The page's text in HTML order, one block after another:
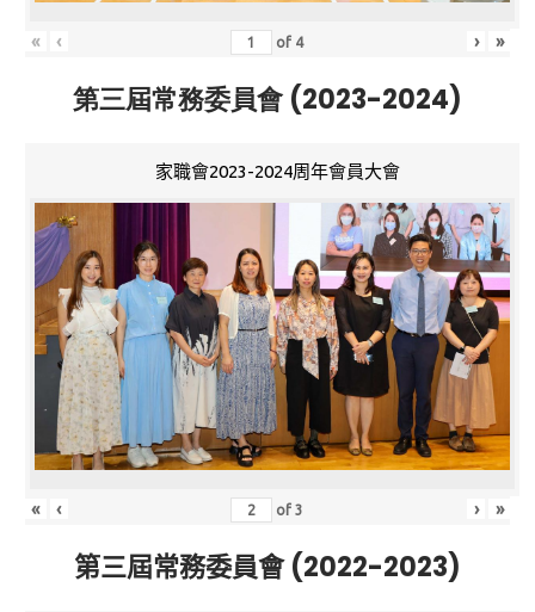
« ‹ of 4 › »
第三屆常務委員會 (2023-2024)
家職會2023-2024周年會員大會
« ‹ of3 › »
第三屆常務委員會 (2022-2023)